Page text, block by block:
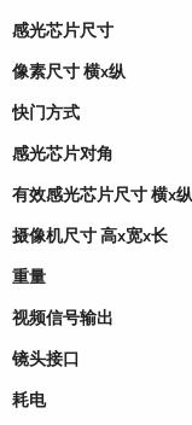
感光芯片尺寸
像素尺寸 横x纵
快门方式
感光芯片对角
有效感光芯片尺寸 横x纵
摄像机尺寸 高x宽x长
重量
视频信号输出
镜头接口
耗电